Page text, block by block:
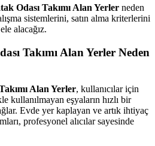
Odası Takımı Alan Yerler neden
sistemlerini, satın alma kriterlerini
alacağız.
Takımı Alan Yerler Neden
Alan Yerler, kullanıcılar için
kullanılmayan eşyaların hızlı bir
Evde yer kaplayan ve artık ihtiyaç
profesyonel alıcılar sayesinde